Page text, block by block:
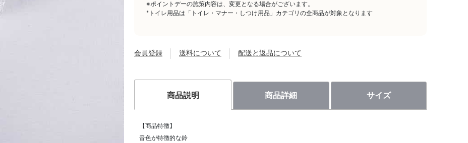
※ポイントデーの施策内容は、変更となる場合がございます。
*トイレ用品は「トイレ・マナー・しつけ用品」カテゴリの全商品が対象となります
会員登録 送料について 配送と返品について
商品説明 商品詳細 サイズ
【商品特徴】
音色が特徴的な鈴